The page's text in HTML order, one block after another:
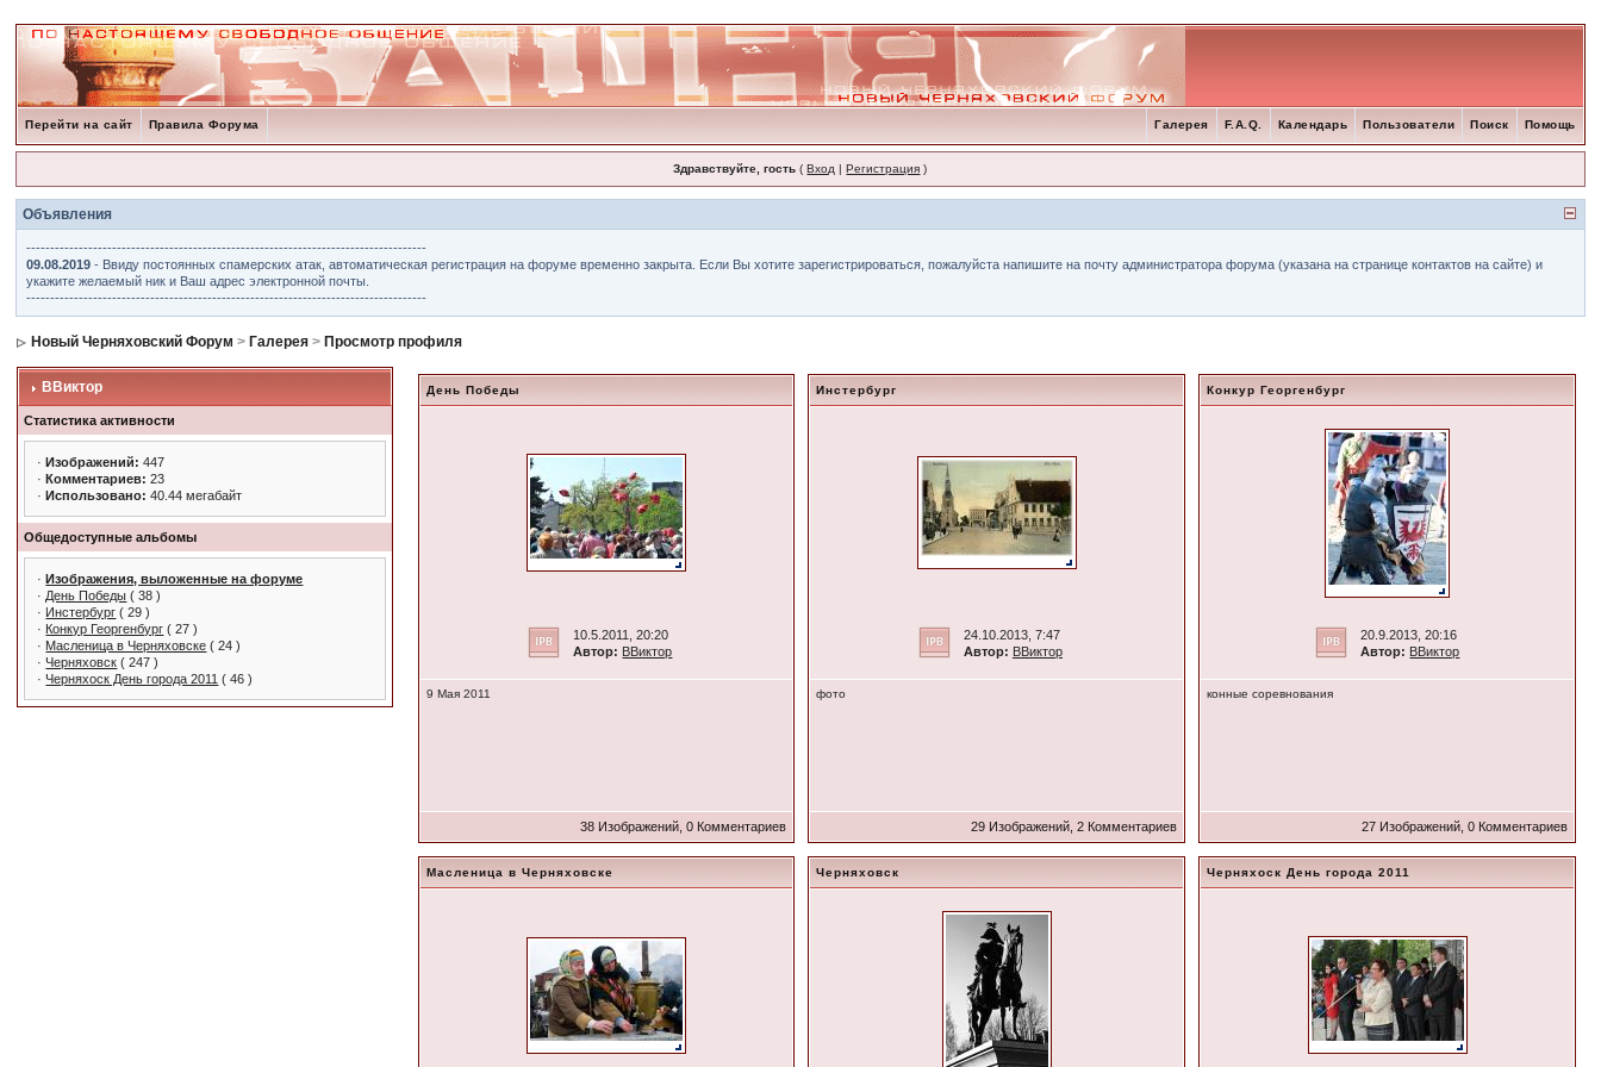
Перейти на сайт Правила Форума Помощь
Поиск
Пользователи
Календарь
F.A.Q.
Галерея
Здравствуйте, гость (Вход |Регистрация )
Объявления
------------------------------------------------------------------------------------
09.08.2019 - Ввиду постоянных спамерских атак, автоматическая регистрация на форуме временно закрыта. Если Вы хотите зарегистрироваться, пожалуйста напишите на почту администратора форума (указана на странице контактов на сайте) и
укажите желаемый ник и Ваш адрес электронной почты.
------------------------------------------------------------------------------------
Новый Черняховский Форум > Галерея > Просмотр профиля
ВВиктор
Статистика активности
·Изображений:447
·Комментариев:23
·Использовано:40.44 мегабайт
Общедоступные альбомы
·Изображения, выложенные на форуме
· День Победы ( 38 )
· Инстербург ( 29 )
· Конкур Георгенбург ( 27 )
· Масленица в Черняховске ( 24 )
·Черняховск ( 247 )
·Черняхоск День города 2011 ( 46 )
День Победы
10.5.2011, 20:20
Автор: ВВиктор
9 Мая 2011
38 Изображений, 0 Комментариев
Инстербург
24.10.2013, 7:47
Автор: ВВиктор
фото
29 Изображений, 2 Комментариев
Конкур Георгенбург
20.9.2013, 20:16
Автор: ВВиктор
конные соревнования
27 Изображений, 0 Комментариев
Масленица в Черняховске Черняховск Черняхоск День города 2011